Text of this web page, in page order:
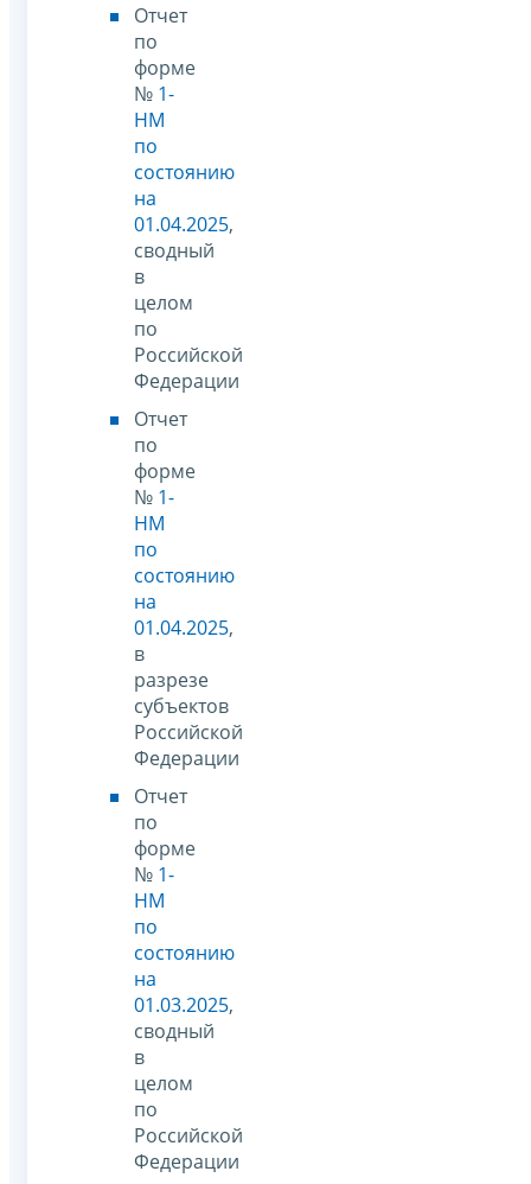
Отчет
по
форме
№ 1-
НМ
по
состоянию
на
01.04.2025,
сводный
в
целом
по
Российской
Федерации
Отчет
по
форме
№ 1-
НМ
по
состоянию
на
01.04.2025,
в
разрезе
субъектов
Российской
Федерации
Отчет
по
форме
№ 1-
НМ
по
состоянию
на
01.03.2025,
сводный
в
целом
по
Российской
Федерации